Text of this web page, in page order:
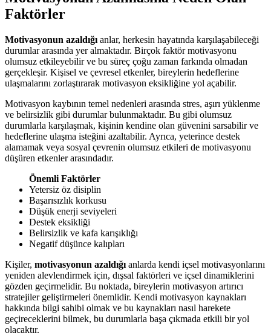
Faktörler
Motivasyonun azaldığı anlar, herkesin hayatında karşılaşabileceği
durumlar arasında yer almaktadır. Birçok faktör motivasyonu
olumsuz etkileyebilir ve bu süreç çoğu zaman farkında olmadan
gerçekleşir. Kişisel ve çevresel etkenler, bireylerin hedeflerine
ulaşmalarını zorlaştırarak motivasyon eksikliğine yol açabilir.
Motivasyon kaybının temel nedenleri arasında stres, aşırı yüklenme
ve belirsizlik gibi durumlar bulunmaktadır. Bu gibi olumsuz
durumlarla karşılaşmak, kişinin kendine olan güvenini sarsabilir ve
hedeflerine ulaşma isteğini azaltabilir. Ayrıca, yeterince destek
alamamak veya sosyal çevrenin olumsuz etkileri de motivasyonu
düşüren etkenler arasındadır.
Önemli Faktörler
Yetersiz öz disiplin
Başarısızlık korkusu
Düşük enerji seviyeleri
Destek eksikliği
Belirsizlik ve kafa karışıklığı
Negatif düşünce kalıpları
Kişiler, motivasyonun azaldığı anlarda kendi içsel motivasyonlarını
yeniden alevlendirmek için, dışsal faktörleri ve içsel dinamiklerini
gözden geçirmelidir. Bu noktada, bireylerin motivasyon artırıcı
stratejiler geliştirmeleri önemlidir. Kendi motivasyon kaynakları
hakkında bilgi sahibi olmak ve bu kaynakları nasıl harekete
geçireceklerini bilmek, bu durumlarla başa çıkmada etkili bir yol
olacaktır.